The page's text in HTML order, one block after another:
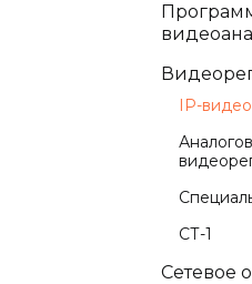
IP-
СТ-1
Сетевое